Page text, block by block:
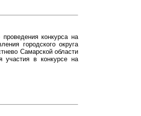
конкурса на
городского округа
Самарской области
участия в конкурсе на